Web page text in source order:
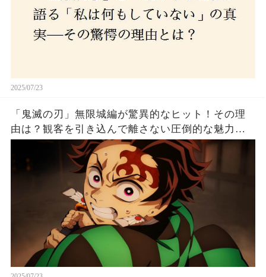
2025/07/23
「鬼滅の刃」無限城編が驚異的なヒット！その理
由は？観客を引き込んで離さない圧倒的な魅力と